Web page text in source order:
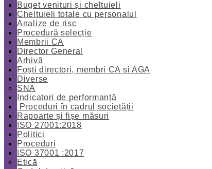
Buget venituri și cheltuieli
Cheltuieli totale cu personalul
Analize de risc
Procedură selecție
Membrii CA
Director General
Arhivă
Foști directori, membri CA și AGA
Diverse
SNA
Indicatori de performanță
Proceduri în cadrul societății
Rapoarte și fișe măsuri
ISO 27001:2018
Politici
Proceduri
ISO 37001 :2017
Etică